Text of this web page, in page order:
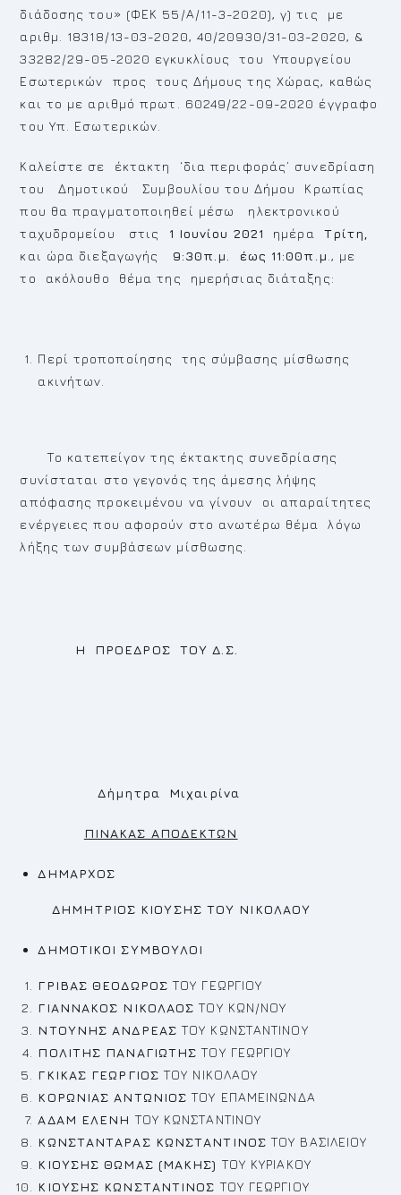
διάδοσης του» (ΦΕΚ 55/Α/11-3-2020), γ) τις με
αριθμ. 18318/13-03-2020, 40/20930/31-03-2020, &
33282/29-05-2020 εγκυκλίους του Υπουργείου
Εσωτερικών προς τους Δήμους της Χώρας, καθώς
και το με αριθμό πρωτ. 60249/22-09-2020 έγγραφο
του Υπ. Εσωτερικών.
Καλείστε σε έκτακτη ‘δια περιφοράς’ συνεδρίαση
του Δημοτικού Συμβουλίου του Δήμου Κρωπίας
που θα πραγματοποιηθεί μέσω ηλεκτρονικού
ταχυδρομείου στις 1 Ιουνίου 2021 ημέρα Τρίτη,
και ώρα διεξαγωγής 9:30π.μ. έως 11:00π.μ ., με
το ακόλουθο θέμα της ημερήσιας διάταξης:
Περί τροποποίησης της σύμβασης μίσθωσης
ακινήτων.
Το κατεπείγον της έκτακτης συνεδρίασης
συνίσταται στο γεγονός της άμεσης λήψης
απόφασης προκειμένου να γίνουν οι απαραίτητες
ενέργειες που αφορούν στο ανωτέρω θέμα λόγω
λήξης των συμβάσεων μίσθωσης.
Η ΠΡΟΕΔΡΟΣ ΤΟΥ Δ.Σ.
Δήμητρα Μιχαιρίνα
ΠΙΝΑΚΑΣ ΑΠΟΔΕΚΤΩΝ
ΔΗΜΑΡΧΟΣ
ΔΗΜΗΤΡΙΟΣ ΚΙΟΥΣΗΣ ΤΟΥ ΝΙΚΟΛΑΟΥ
ΔΗΜΟΤΙΚΟΙ ΣΥΜΒΟΥΛΟΙ
ΓΡΙΒΑΣ ΘEOΔΩΡΟΣΤΟΥ ΓΕΩΡΓΙΟΥ
ΓΙΑΝΝΑΚΟΣ ΝΙΚΟΛΑΟΣΤΟΥ ΚΩΝ/ΝΟΥ
ΝΤΟΥΝΗΣ ΑΝΔΡΕΑΣ ΤΟΥ ΚΩΝΣΤΑΝΤΙΝΟΥ
ΠΟΛΙΤΗΣ ΠΑΝΑΓΙΩΤΗΣ ΤΟΥ ΓΕΩΡΓΙΟΥ
ΓΚΙΚΑΣ ΓΕΩΡΓΙΟΣ ΤΟΥ ΝΙΚΟΛΑΟΥ
ΚΟΡΩΝΙΑΣ ΑΝΤΩΝΙΟΣΤΟΥ ΕΠΑΜΕΙΝΩΝΔΑ
ΑΔΑΜ ΕΛΕΝΗ ΤΟΥ ΚΩΝΣΤΑΝΤΙΝΟΥ
ΚΩΝΣΤΑΝΤΑΡΑΣ ΚΩΝΣΤΑΝΤΙΝΟΣ ΤΟΥ ΒΑΣΙΛΕΙΟΥ
ΚΙΟΥΣΗΣ ΘΩΜΑΣ (ΜΑΚΗΣ) ΤΟΥ ΚΥΡΙΑΚΟΥ
ΚΙΟΥΣΗΣ ΚΩΝΣΤΑΝΤΙΝΟΣ ΤΟΥ ΓΕΩΡΓΙΟΥ